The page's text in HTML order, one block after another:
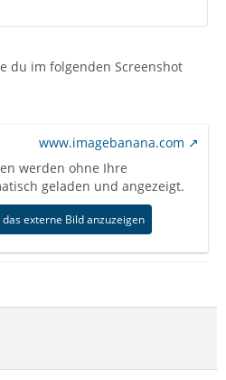
du im folgenden Screenshot
www.imagebanana.com
werden ohne Ihre
geladen und angezeigt.
das externe Bild anzuzeigen